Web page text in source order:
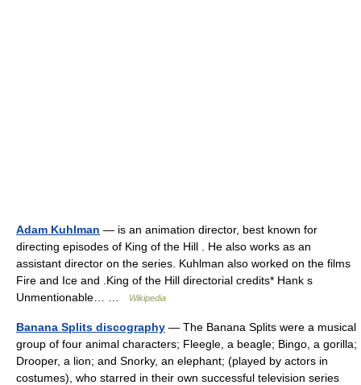
Adam Kuhlman — is an animation director, best known for
directing episodes of King of the Hill . He also works as an
assistant director on the series. Kuhlman also worked on the films
Fire and Ice and .King of the Hill directorial credits* Hank s
Unmentionable… …
Wikipedia
Banana Splits discography — The Banana Splits were a musical
group of four animal characters; Fleegle, a beagle; Bingo, a gorilla;
Drooper, a lion; and Snorky, an elephant; (played by actors in
costumes), who starred in their own successful television series